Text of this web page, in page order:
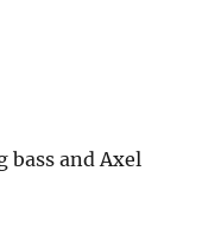
bass and Axel